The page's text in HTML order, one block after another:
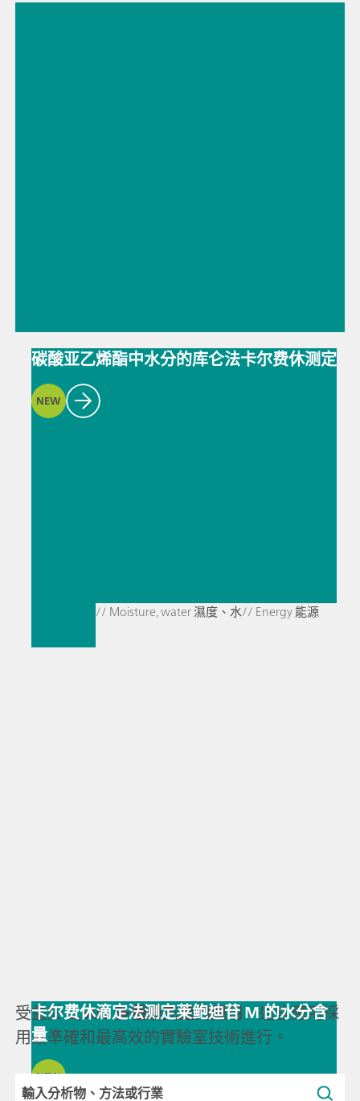
受益於2,500 多種最先進的應用，這些應用採
用最準確和最高效的實驗室技術進行。
碳酸亚乙烯酯中水分的库仑法卡尔费休测定
NEW
// Moisture, water 濕度、水// Energy 能源
卡尔费休滴定法测定莱鲍迪苷 M 的水分含
量
NEW